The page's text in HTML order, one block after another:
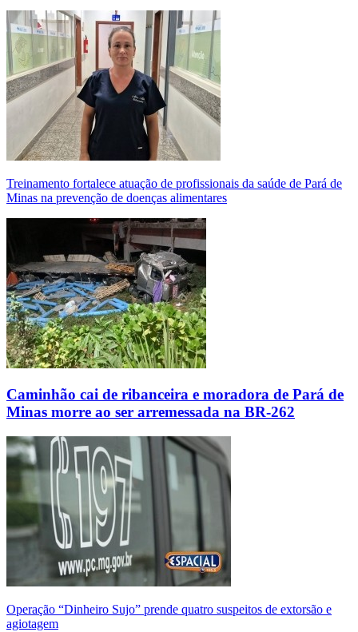
Treinamento fortalece atuação de profissionais da saúde de Pará de
Minas na prevenção de doenças alimentares
Caminhão cai de ribanceira e moradora de Pará de
Minas morre ao ser arremessada na BR-262
Operação “Dinheiro Sujo” prende quatro suspeitos de extorsão e
agiotagem